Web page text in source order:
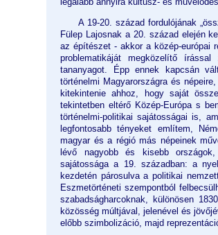
A 19-20. század fordulójának
Fülep Lajosnak a 20. század elején
az építészet - akkor a közép-európai
problematikáját megközelítő
tananyagot. Épp ennek kapcsán
történelmi Magyarországra és
kitekintenie ahhoz, hogy saját
tekintetben eltérő Közép-Európa s
történelmi-politikai sajátosságai is,
legfontosabb tényeket említem,
magyar és a régió más népeinek
lévő nagyobb és kisebb
sajátossága a 19. században: a
kezdetén párosulva a politikai
Eszmetörténeti szempontból
szabadságharcoknak, különösen
közösség múltjával, jelenével és
előbb szimbolizáció, majd